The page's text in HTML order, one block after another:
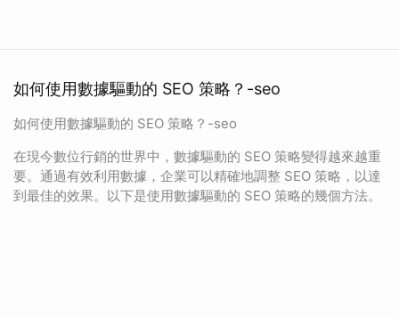
如何使用數據驅動的 SEO 策略？-seo
如何使用數據驅動的 SEO 策略？-seo
在現今數位行銷的世界中，數據驅動的 SEO 策略變得越來越重
要。通過有效利用數據，企業可以精確地調整 SEO 策略，以達
到最佳的效果。以下是使用數據驅動的 SEO 策略的幾個方法。